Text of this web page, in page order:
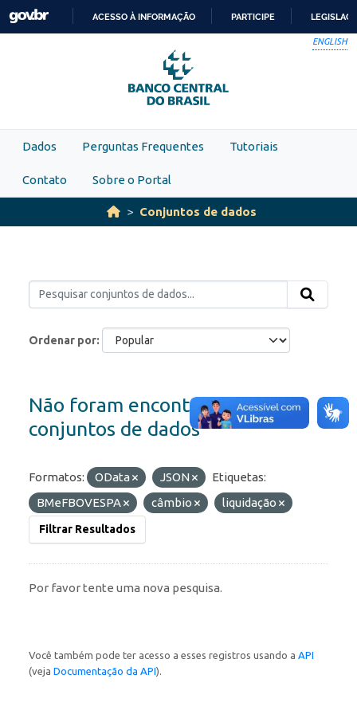
Skip to main content
PARA
O
CONTEÚDO
ACESSO À INFORMAÇÃO PARTICIPE
ENGLISH
Dados Perguntas Frequentes Tutoriais
Contato Sobre o Portal
Conjuntos de dados
Ordenar por
Não foram encontrados
conjuntos de dados
Formatos: OData JSON
Etiquetas:
BMeFBOVESPA
câmbio liquidação
Filtrar Resultados
Por favor tente uma nova pesquisa.
Você também pode ter acesso a esses registros usando a API
(veja Documentação da API).